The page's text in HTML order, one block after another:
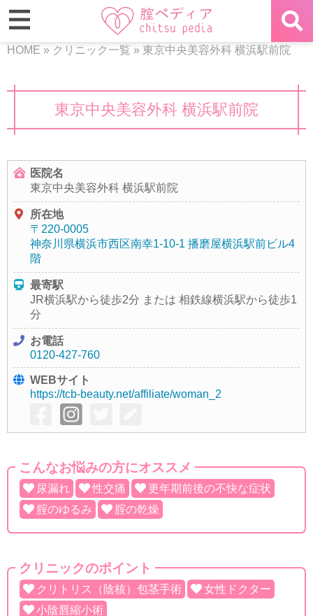
HOME » クリニック一覧 » 東京中央美容外科 横浜駅前院
東京中央美容外科 横浜駅前院
医院名
東京中央美容外科 横浜駅前院
所在地
〒220-0005
神奈川県横浜市西区南幸1-10-1 播磨屋横浜駅前ビル4
階
最寄駅
JR横浜駅から徒歩2分 または 相鉄線横浜駅から徒歩1
分
お電話
0120-427-760
WEBサイト
https://tcb-beauty.net/affiliate/woman_2
こんなお悩みの方にオススメ
尿漏れ 性交痛
更年期前後の不快な症状
腟のゆるみ
腟の乾燥
クリニックのポイント
クリトリス（陰核）包茎手術
女性ドクター
小陰唇縮小術